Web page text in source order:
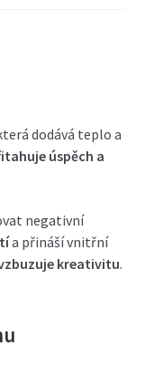
dodává teplo a
úspěch a
negativní
a přináší vnitřní
kreativitu.